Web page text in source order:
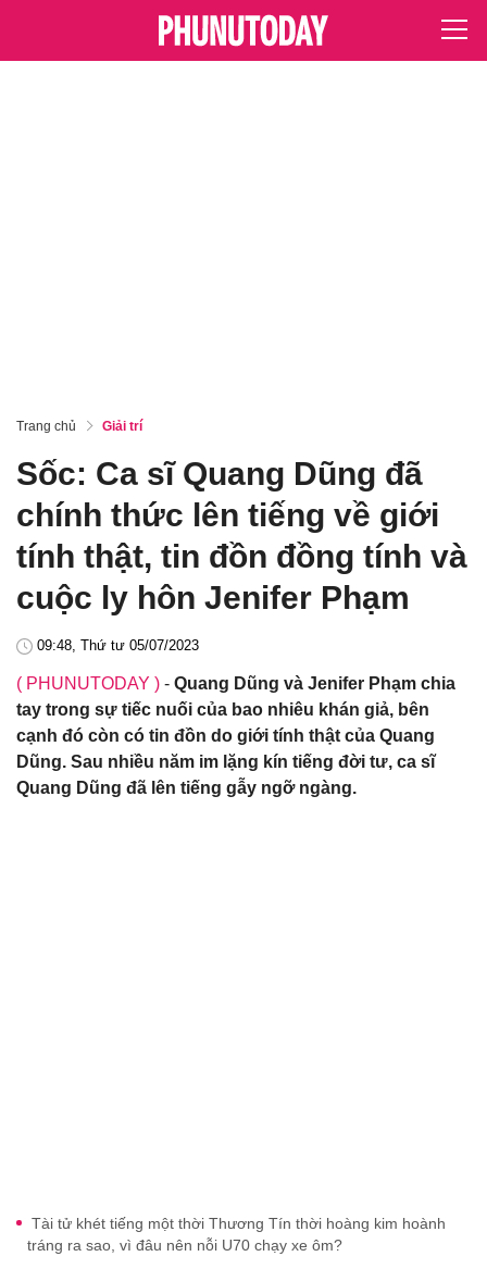
Trang chủ Giải trí
Sốc: Ca sĩ Quang Dũng đã
chính thức lên tiếng về giới
tính thật, tin đồn đồng tính và
cuộc ly hôn Jenifer Phạm
09:48, Thứ tư 05/07/2023
( PHUNUTODAY ) - Quang Dũng và Jenifer Phạm chia
tay trong sự tiếc nuối của bao nhiêu khán giả, bên
cạnh đó còn có tin đồn do giới tính thật của Quang
Dũng. Sau nhiều năm im lặng kín tiếng đời tư, ca sĩ
Quang Dũng đã lên tiếng gẫy ngỡ ngàng.
Tài tử khét tiếng một thời Thương Tín thời hoàng kim hoành
tráng ra sao, vì đâu nên nỗi U70 chạy xe ôm?